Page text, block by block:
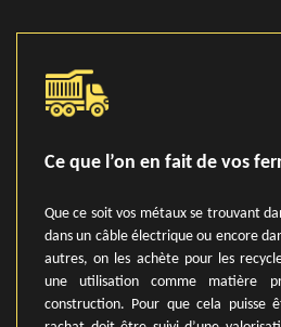
Ce que l’on en fait de vos
Que ce soit vos métaux se trouvant
dans un câble électrique ou encore
autres, on les achète pour les
une utilisation comme matière
construction. Pour que cela puisse